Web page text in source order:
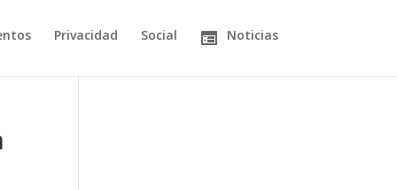
Privacidad Social Noticias